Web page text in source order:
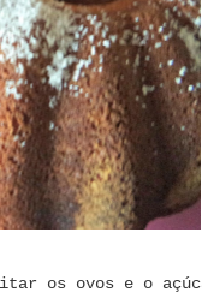
os ovos e o